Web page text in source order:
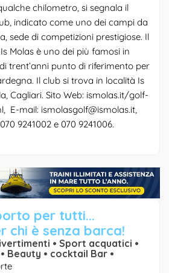
chilometro, si segnala il
indicato come uno dei campi da
sede di competizioni prestigiose. Il
Molas è uno dei più famosi in
trent’anni punto di riferimento per
Il club si trova in località Is
Cagliari. Sito Web: ismolas.it/golf-
, E-mail: ismolasgolf@ismolas.it,
9241002 e 070 9241006.
per tutti...
chi è senza barca!
• Sport acquatici •
Beauty • cocktail Bar •